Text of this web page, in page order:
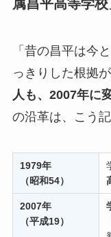
属昌平高等学
「昔の昌平は今
っきりした根拠が
人も、2007年に
の沿革は、こう記
1979年
（昭和54）
2007年
（平成19）